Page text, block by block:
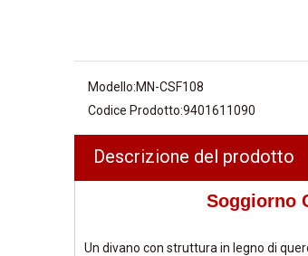
Modello:MN-CSF108
Codice Prodotto:9401611090
Descrizione del prodotto
Soggiorno
Un divano con struttura in legno di